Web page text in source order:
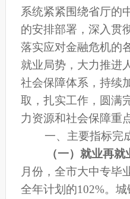
系统紧紧围绕省厅的
的安排部署， 深入贯
落实应对金融危机的
就业局势，大力推进
社会保障体系，持续
取，扎实工作，圆满
力资源和社会保障重
一、主要指标完
（一）就业再就
月份，全市大中专毕
全年计划的102%。